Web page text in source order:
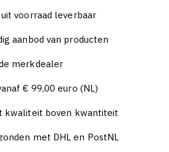
voorraad leverbaar
aanbod van producten
merkdealer
€ 99,00 euro (NL)
kwaliteit boven kwantiteit
met DHL en PostNL